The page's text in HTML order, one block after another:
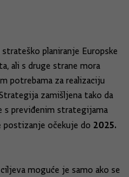
planiranje Europske
ali s druge strane mora
potrebama za realizaciju
zamišljena tako da
s previđenim strategijama
postizanje očekuje do 2025.
moguće je samo ako se